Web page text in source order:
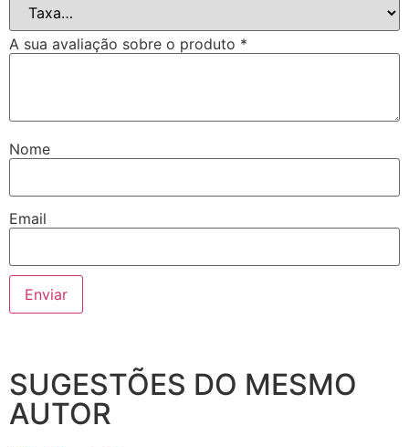
A sua avaliação sobre o produto *
Nome
Email
SUGESTÕES DO MESMO
AUTOR